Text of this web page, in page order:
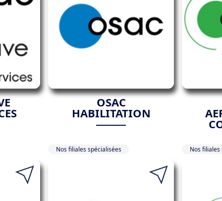
OSAC
HABILITATION
Nos filiales spécialisées Nos filiales